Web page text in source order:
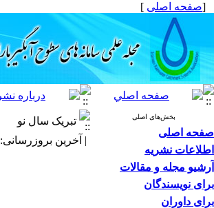
[صفحه اصلی ]
بخش‌های اصلی
صفحه اصلی
اطلاعات نشریه
آرشیو مجله و مقالات
برای نویسندگان
برای داوران
تبریک سال نو
| آخرین بروزرسانی: ۱۳۹۶/۲/۴ |